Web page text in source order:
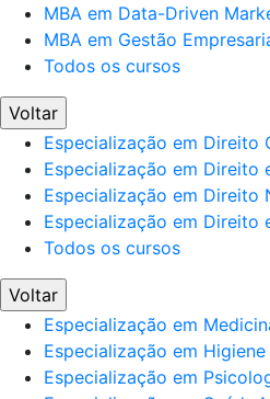
MBA em Data-Driven
MBA em Gestão
Todos os cursos
Voltar
Especialização em Direito
Especialização em Direito
Especialização em Direito
Especialização em Direito
Todos os cursos
Voltar
Especialização em
Especialização em
Especialização em